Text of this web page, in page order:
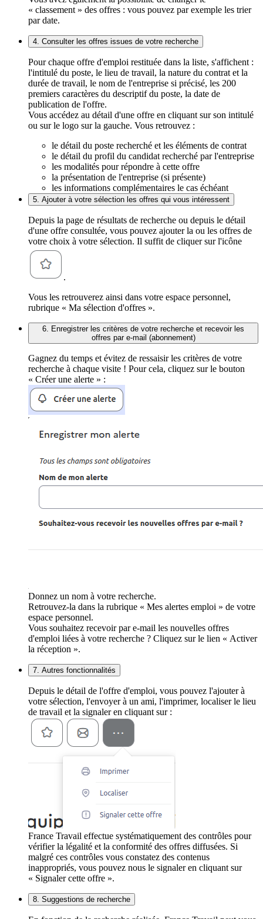
« classement » des offres : vous pouvez par exemple les trier
par date.
4. Consulter les offres issues de votre recherche
Pour chaque offre d'emploi restituée dans la liste, s'affichent :
l'intitulé du poste, le lieu de travail, la nature du contrat et la
durée de travail, le nom de l'entreprise si précisé, les 200
premiers caractères du descriptif du poste, la date de
publication de l'offre.
Vous accédez au détail d'une offre en cliquant sur son intitulé
ou sur le logo sur la gauche. Vous retrouvez :
le détail du poste recherché et les éléments de contrat
le détail du profil du candidat recherché par l'entreprise
les modalités pour répondre à cette offre
la présentation de l'entreprise (si présente)
les informations complémentaires le cas échéant
5. Ajouter à votre sélection les offres qui vous intéressent
Depuis la page de résultats de recherche ou depuis le détail
d'une offre consultée, vous pouvez ajouter la ou les offres de
votre choix à votre sélection. Il suffit de cliquer sur l'icône
.
Vous les retrouverez ainsi dans votre espace personnel,
rubrique « Ma sélection d'offres ».
6. Enregistrer les critères de votre recherche et recevoir les
offres par e-mail (abonnement)
Gagnez du temps et évitez de ressaisir les critères de votre
recherche à chaque visite ! Pour cela, cliquez sur le bouton
« Créer une alerte » :
Donnez un nom à votre recherche.
Retrouvez-la dans la rubrique « Mes alertes emploi » de votre
espace personnel.
Vous souhaitez recevoir par e-mail les nouvelles offres
d'emploi liées à votre recherche ? Cliquez sur le lien « Activer
la réception ».
7. Autres fonctionnalités
Depuis le détail de l'offre d'emploi, vous pouvez l'ajouter à
votre sélection, l'envoyer à un ami, l'imprimer, localiser le lieu
de travail et la signaler en cliquant sur :
France Travail effectue systématiquement des contrôles pour
vérifier la légalité et la conformité des offres diffusées. Si
malgré ces contrôles vous constatez des contenus
inappropriés, vous pouvez nous le signaler en cliquant sur
« Signaler cette offre ».
8. Suggestions de recherche